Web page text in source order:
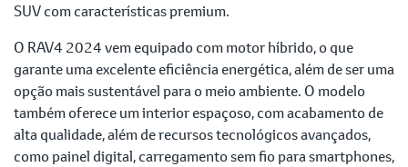
SUV com características premium.
O RAV4 2024 vem equipado com motor híbrido, o que
garante uma excelente eficiência energética, além de ser uma
opção mais sustentável para o meio ambiente. O modelo
também oferece um interior espaçoso, com acabamento de
alta qualidade, além de recursos tecnológicos avançados,
como painel digital, carregamento sem fio para smartphones,